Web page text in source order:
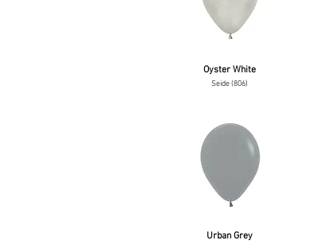
Oyster White
Seide (806)
Urban Grey